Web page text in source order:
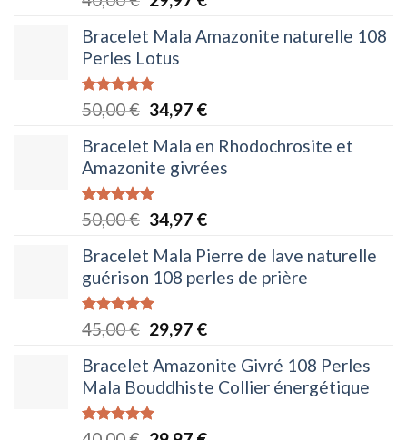
initial
était :
40,00 €.
actuel
Bracelet Mala Amazonite naturelle 108
Perles Lotus
Note5.00
sur 5
50,00€ Le
initial
était :
50,00 €.
34,97 €Le
actuel
est :
Bracelet Mala en Rhodochrosite et
Amazonite givrées
Note5.00
sur 5
50,00€ Le
initial
était :
50,00 €.
34,97 €Le
actuel
est :
Bracelet Mala Pierre de lave naturelle
guérison 108 perles de prière
Note5.00
sur 5
45,00€ Le
initial
était :
45,00 €.
29,97 €Le
actuel
est :
Bracelet Amazonite Givré 108 Perles
Mala Bouddhiste Collier énergétique
Note5.00